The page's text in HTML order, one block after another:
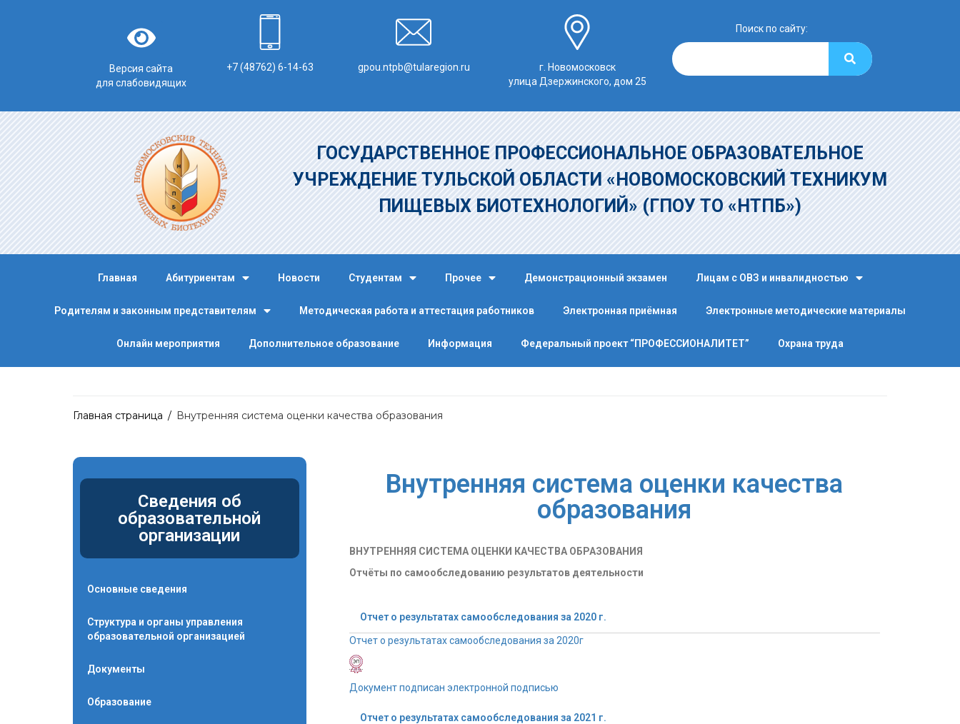
Версия сайта
для слабовидящих
+7 (48762) 6-14-63 gpou.ntpb@tularegion.ru
г. Новомосковск
улица Дзержинского, дом 25
Поиск по сайту:
ГОСУДАРСТВЕННОЕ ПРОФЕССИОНАЛЬНОЕ ОБРАЗОВАТЕЛЬНОЕ
УЧРЕЖДЕНИЕ ТУЛЬСКОЙ ОБЛАСТИ «НОВОМОСКОВСКИЙ ТЕХНИКУМ
ПИЩЕВЫХ БИОТЕХНОЛОГИЙ» (ГПОУ ТО «НТПБ»)
Главная Абитуриентам Новости Студентам Прочее Демонстрационный экзамен Лицам с ОВЗ и инвалидностью
Родителям и законным представителям Методическая работа и аттестация работников Электронная приёмная Электронные методические материалы
Онлайн мероприятия Дополнительное образование Информация Федеральный проект “ПРОФЕССИОНАЛИТЕТ” Охрана труда
Главная страница / Внутренняя система оценки качества образования
Сведения об
образовательной
организации
Основные сведения
Структура и органы управления
образовательной организацией
Документы
Образование
Внутренняя система оценки качества
образования
ВНУТРЕННЯЯ СИСТЕМА ОЦЕНКИ КАЧЕСТВА ОБРАЗОВАНИЯ
Отчёты по самообследованию результатов деятельности
Отчет о результатах самообследования за 2020 г.
Отчет о результатах самообследования за 2020г
Документ подписан электронной подписью
Отчет о результатах самообследования за 2021 г.